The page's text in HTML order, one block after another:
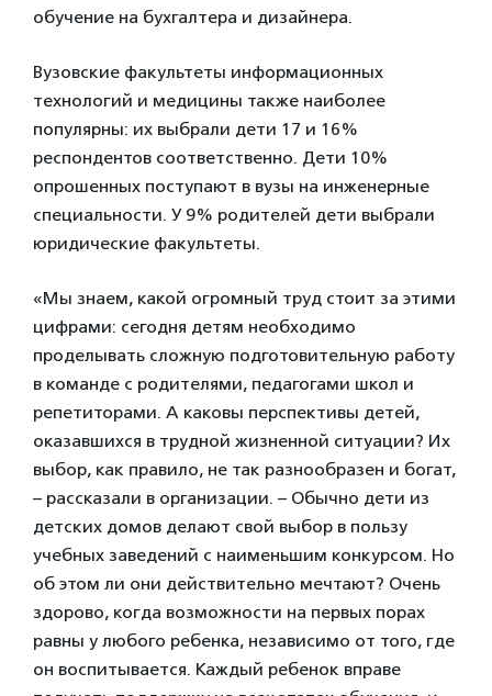
обучение на бухгалтера и дизайнера.
Вузовские факультеты информационных
технологий и медицины также наиболее
популярны: их выбрали дети 17 и 16%
респондентов соответственно. Дети 10%
опрошенных поступают в вузы на инженерные
специальности. У 9% родителей дети выбрали
юридические факультеты.
«Мы знаем, какой огромный труд стоит за этими
цифрами: сегодня детям необходимо
проделывать сложную подготовительную работу
в команде с родителями, педагогами школ и
репетиторами. А каковы перспективы детей,
оказавшихся в трудной жизненной ситуации? Их
выбор, как правило, не так разнообразен и богат,
– рассказали в организации. – Обычно дети из
детских домов делают свой выбор в пользу
учебных заведений с наименьшим конкурсом. Но
об этом ли они действительно мечтают? Очень
здорово, когда возможности на первых порах
равны у любого ребенка, независимо от того, где
он воспитывается. Каждый ребенок вправе